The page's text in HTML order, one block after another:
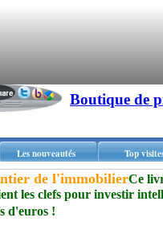
Boutique de
Les nouveautés Top
de l'immobilierCe
les clefs pour investir
d'euros !